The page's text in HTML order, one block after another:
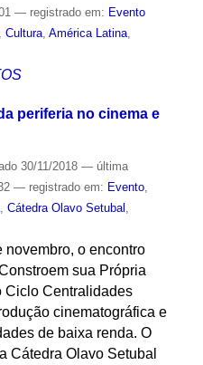
— registrado em: Evento
, Cultura, América Latina,
periferia no cinema e
30/11/2018 — última
— registrado em: Evento,
, Cátedra Olavo Setubal
novembro, o encontro
sua Própria
Ciclo Centralidades
cinematográfica e
de baixa renda. O
Cátedra Olavo Setubal